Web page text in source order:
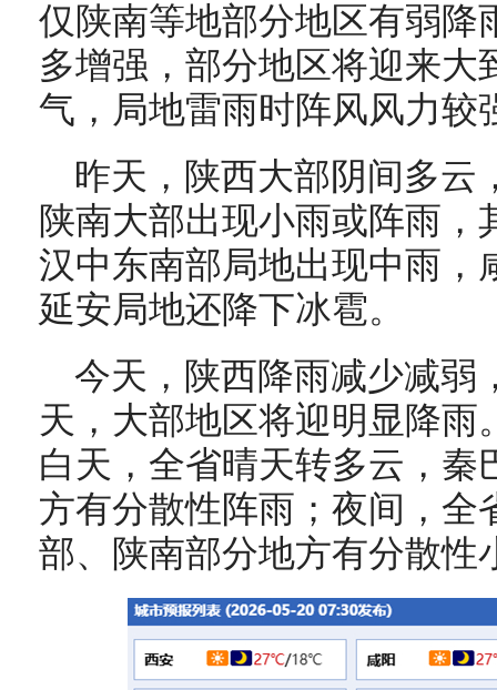
仅陕南等地部分地区有弱降
多增强，部分地区将迎来大
气，局地雷雨时阵风风力较
昨天，陕西大部阴间多云
陕南大部出现小雨或阵雨
汉中东南部局地出现中雨，
延安局地还降下冰雹。
今天，陕西降雨减少减弱
天，大部地区将迎明显降雨
白天，全省晴天转多云，秦
方有分散性阵雨；夜间，全
部、陕南部分地方有分散性